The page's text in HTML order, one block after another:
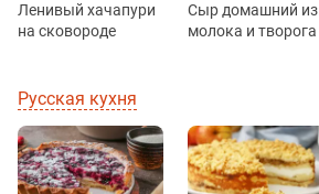
Ленивый хачапури
на сковороде
Сыр домашний из
молока и творога
Русская кухня